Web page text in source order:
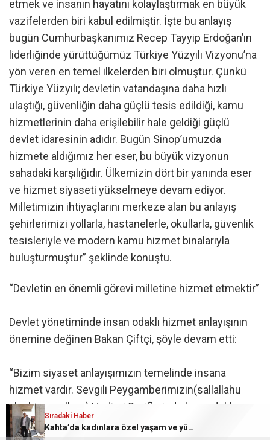
etmek ve insanın hayatını kolaylaştırmak en büyük
vazifelerden biri kabul edilmiştir. İşte bu anlayış
bugün Cumhurbaşkanımız Recep Tayyip Erdoğan’ın
liderliğinde yürüttüğümüz Türkiye Yüzyılı Vizyonu’na
yön veren en temel ilkelerden biri olmuştur. Çünkü
Türkiye Yüzyılı; devletin vatandaşına daha hızlı
ulaştığı, güvenliğin daha güçlü tesis edildiği, kamu
hizmetlerinin daha erişilebilir hale geldiği güçlü
devlet idaresinin adıdır. Bugün Sinop’umuzda
hizmete aldığımız her eser, bu büyük vizyonun
sahadaki karşılığıdır. Ülkemizin dört bir yanında eser
ve hizmet siyaseti yükselmeye devam ediyor.
Milletimizin ihtiyaçlarını merkeze alan bu anlayış
şehirlerimizi yollarla, hastanelerle, okullarla, güvenlik
tesisleriyle ve modern kamu hizmet binalarıyla
buluşturmuştur” şeklinde konuştu.
“Devletin en önemli görevi milletine hizmet etmektir”
Devlet yönetiminde insan odaklı hizmet anlayışının
önemine değinen Bakan Çiftçi, şöyle devam etti:
“Bizim siyaset anlayışımızın temelinde insana
hizmet vardır. Sevgili Peygamberimizin(sallallahu
aleyhi ve sellem) Hadis-i Şeriflerinde buyurdukları
gibi ‘İnsanların en hayırlısı insanlara faydalı olandır.’
Sıradaki Haber
Kahta’da kadınlara özel yaşam ve yüzme merkezi